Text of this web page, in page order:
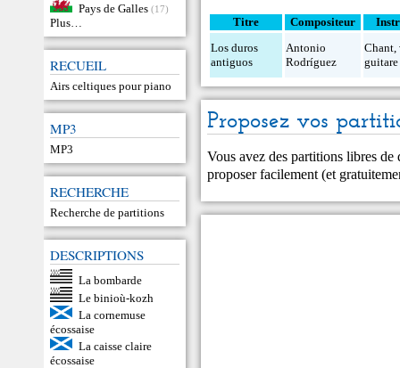
Pays de Galles (17)
Plus…
RECUEIL
Airs celtiques pour piano
MP3
MP3
RECHERCHE
Recherche de partitions
DESCRIPTIONS
La bombarde
Le binioù-kozh
La cornemuse
écossaise
La caisse claire
écossaise
Titre Compositeur
Los duros
antiguos
Antonio
Rodríguez
Chant,
guitare
Proposez vos
Vous avez des partitions libres
proposer facilement (et